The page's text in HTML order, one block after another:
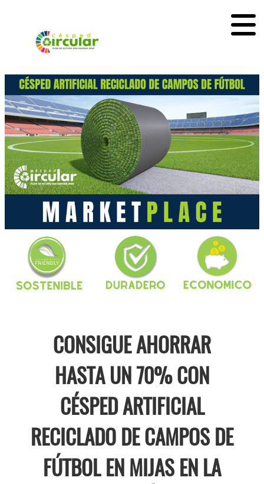
CONSIGUE AHORRAR
HASTA UN 70% CON
CÉSPED ARTIFICIAL
RECICLADO DE CAMPOS DE
FÚTBOL EN MIJAS EN LA